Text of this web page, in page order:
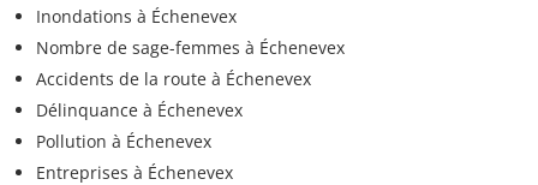
Inondations à Échenevex
Nombre de sage-femmes à Échenevex
Accidents de la route à Échenevex
Délinquance à Échenevex
Pollution à Échenevex
Entreprises à Échenevex